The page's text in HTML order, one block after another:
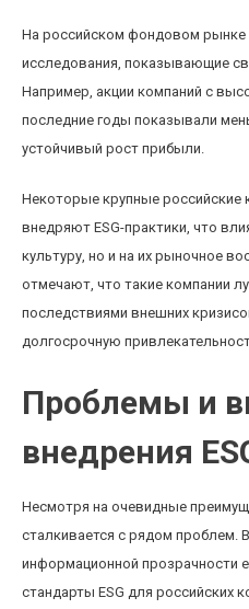
На российском фондовом рынке
исследования, показывающие
Например, акции компаний с
последние годы показывали
устойчивый рост прибыли.
Некоторые крупные российские
внедряют ESG-практики, что
культуру, но и на их рыночное
отмечают, что такие компании
последствиями внешних
долгосрочную
Проблемы и
внедрения
Несмотря на очевидные
сталкивается с рядом проблем.
информационной прозрачности
стандарты ESG для российских